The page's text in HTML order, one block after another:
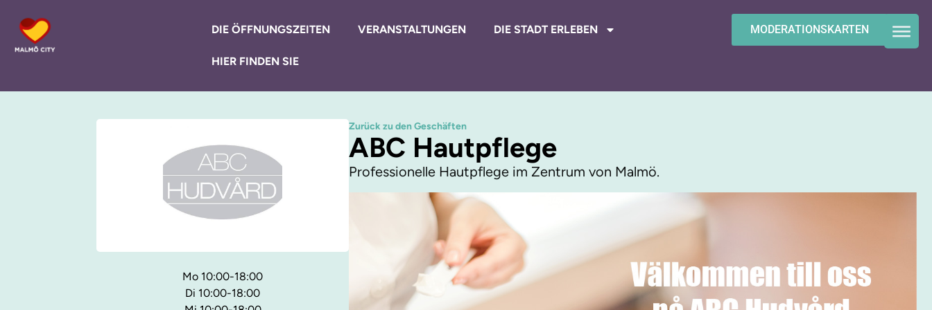
MODERATIONSKARTEN
DIE ÖFFNUNGSZEITEN VERANSTALTUNGEN DIE STADT ERLEBEN
HIER FINDEN SIE
Zurück zu den Geschäften
ABC Hautpflege
Professionelle Hautpflege im Zentrum von Malmö.
Mo 10:00-18:00
Di 10:00-18:00